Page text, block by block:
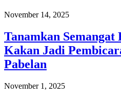
November 14, 2025
Tanamkan
Kakan Jadi
Pabelan
November 1, 2025